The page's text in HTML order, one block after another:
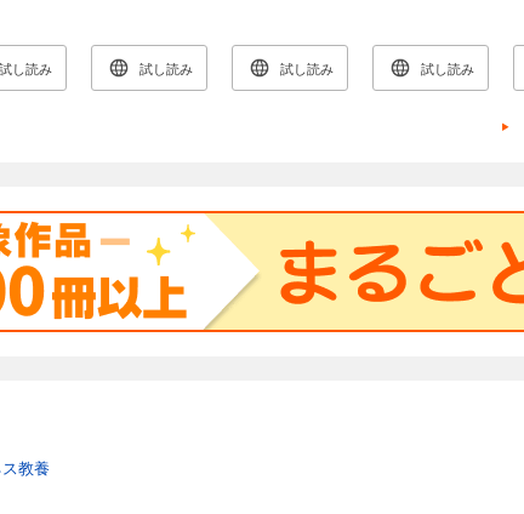
試し読み
ったい”な面々 -
試し読み 試し読み 試し読み
教養